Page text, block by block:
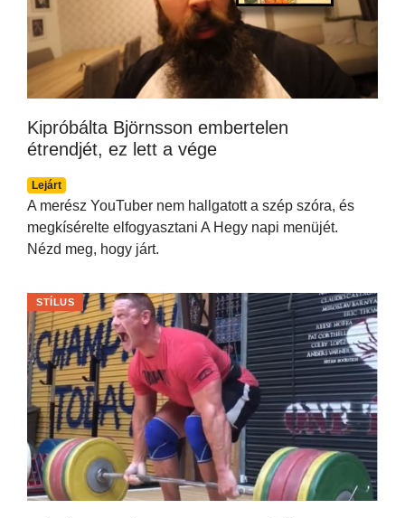
Kipróbálta Björnsson embertelen
étrendjét, ez lett a vége
Lejárt
A merész YouTuber nem hallgatott a szép szóra, és
megkísérelte elfogyasztani A Hegy napi menüjét.
Nézd meg, hogy járt.
STÍLUS